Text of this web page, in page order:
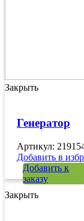
Закрыть
Генератор
Артикул:
Добавить в
Добавить к
заказу
Закрыть